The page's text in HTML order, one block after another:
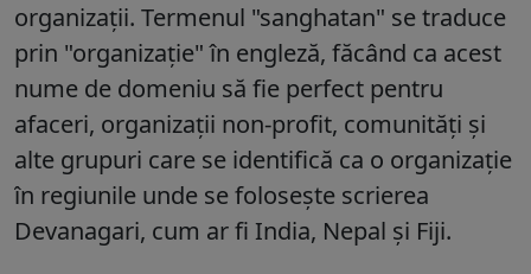
organizații. Termenul "sanghatan" se traduce
prin "organizație" în engleză, făcând ca acest
nume de domeniu să fie perfect pentru
afaceri, organizații non-profit, comunități și
alte grupuri care se identifică ca o organizație
în regiunile unde se folosește scrierea
Devanagari, cum ar fi India, Nepal și Fiji.